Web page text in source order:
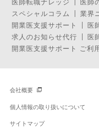
医師転職ナレッジ
医師
スペシャルコラム
業界
開業医支援サポート
医
求人のお知らせ代行
医
開業医支援サポート ご利
会社概要
個人情報の取り扱いについて
サイトマップ